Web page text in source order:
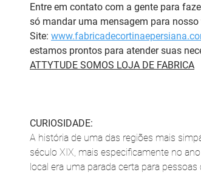
Entre em contato com a gente para
só mandar uma mensagem para
Site:
estamos prontos para atender suas
ATTYTUDE SOMOS LOJA DE FABRICA
CURIOSIDADE:
A história de uma das regiões mais
século XIX, mais especificamente no
local era uma parada certa para